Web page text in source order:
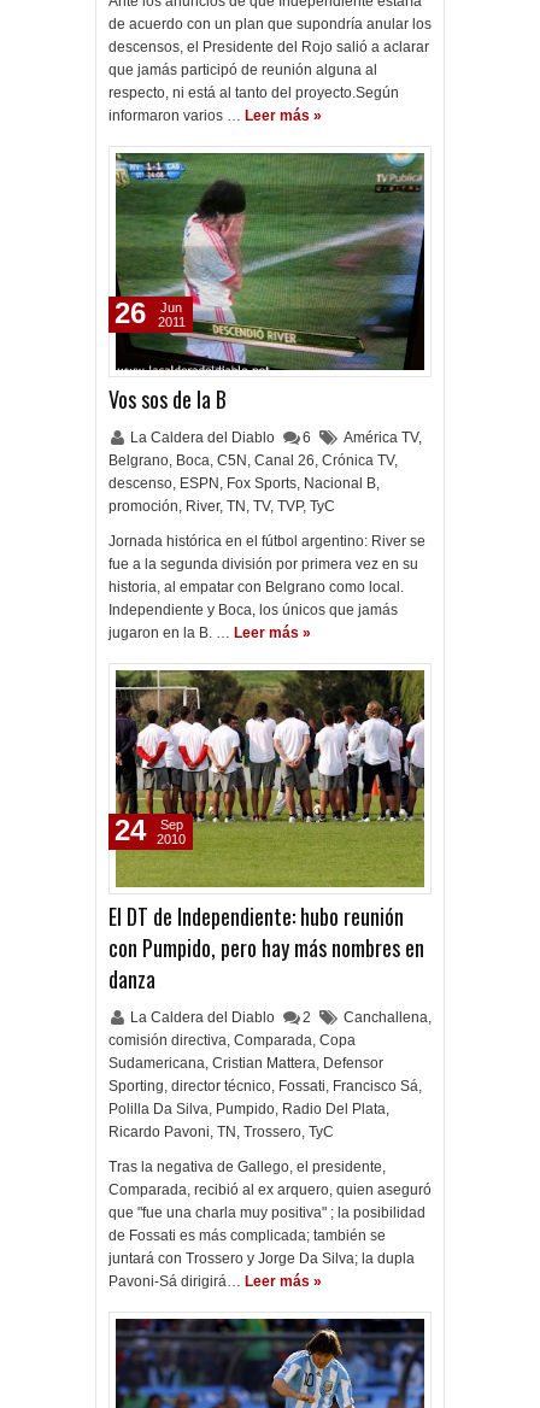
de acuerdo con un plan que supondría anular los
descensos, el Presidente del Rojo salió a aclarar
que jamás participó de reunión alguna al
respecto, ni está al tanto del proyecto.Según
informaron varios … Leer más »
Vos sos de la B
La Caldera del Diablo 6 América TV,
Belgrano, Boca, C5N , Canal 26, Crónica TV,
descenso, ESPN , Fox Sports, Nacional B,
promoción, River, TN , TV, TVP, TyC
Jornada histórica en el fútbol argentino: River se
fue a la segunda división por primera vez en su
historia, al empatar con Belgrano como local.
Independiente y Boca, los únicos que jamás
jugaron en la B. … Leer más »
26
Jun
2011
El DT de Independiente: hubo reunión
con Pumpido, pero hay más nombres en
danza
La Caldera del Diablo 2 Canchallena,
comisión directiva, Comparada, Copa
Sudamericana, Cristian Mattera, Defensor
Sporting, director técnico, Fossati, Francisco Sá,
Polilla Da Silva, Pumpido, Radio Del Plata,
Ricardo Pavoni, TN , Trossero, TyC
Tras la negativa de Gallego, el presidente,
Comparada, recibió al ex arquero, quien aseguró
que "fue una charla muy positiva" ; la posibilidad
de Fossati es más complicada; también se
juntará con Trossero y Jorge Da Silva; la dupla
Pavoni-Sá dirigirá… Leer más »
24
Sep
2010